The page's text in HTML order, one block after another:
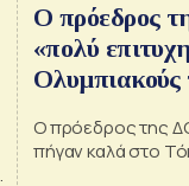
Ο πρόεδρος
«πολύ
Ολυμπιακούς
Ο πρόεδρος της
πήγαν καλά στο